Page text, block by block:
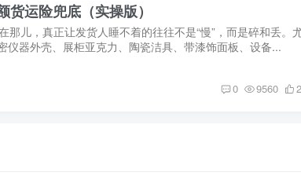
运险兜底（实操版）
儿，真正让发货人睡不着的往往不是“慢”，而是碎和丢。
仪器外壳、展柜亚克力、陶瓷洁具、带漆饰面板、设备...
0 9560